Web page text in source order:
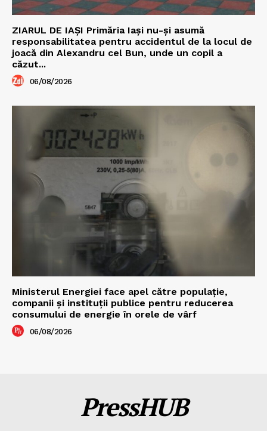
ZIARUL DE IAȘI Primăria Iași nu-și asumă
responsabilitatea pentru accidentul de la locul de
joacă din Alexandru cel Bun, unde un copil a
căzut...
06/08/2026
Ministerul Energiei face apel către populație,
companii și instituții publice pentru reducerea
consumului de energie în orele de vârf
06/08/2026
PressHUB